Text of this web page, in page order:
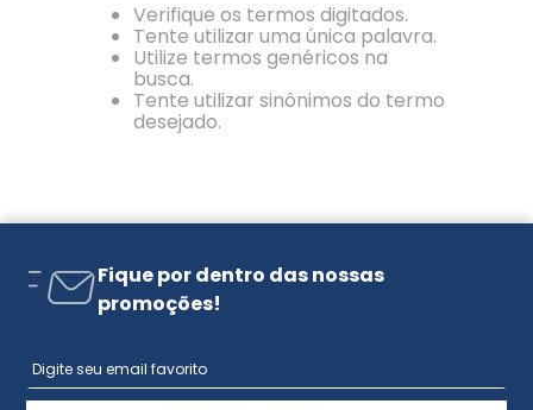
Verifique os termos digitados.
Tente utilizar uma única palavra.
Utilize termos genéricos na
busca.
Tente utilizar sinônimos do termo
desejado.
Fique por dentro das nossas
promoções!